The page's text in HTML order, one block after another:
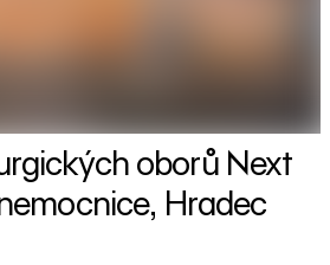
oborů Next
Hradec